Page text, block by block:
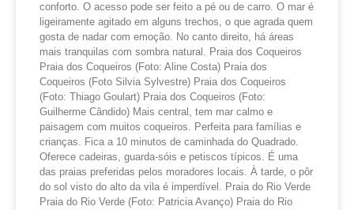
conforto. O acesso pode ser feito a pé ou de carro. O mar é
ligeiramente agitado em alguns trechos, o que agrada quem
gosta de nadar com emoção. No canto direito, há áreas
mais tranquilas com sombra natural. Praia dos Coqueiros
Praia dos Coqueiros (Foto: Aline Costa) Praia dos
Coqueiros (Foto Silvia Sylvestre) Praia dos Coqueiros
(Foto: Thiago Goulart) Praia dos Coqueiros (Foto:
Guilherme Cândido) Mais central, tem mar calmo e
paisagem com muitos coqueiros. Perfeita para famílias e
crianças. Fica a 10 minutos de caminhada do Quadrado.
Oferece cadeiras, guarda-sóis e petiscos típicos. É uma
das praias preferidas pelos moradores locais. À tarde, o pôr
do sol visto do alto da vila é imperdível. Praia do Rio Verde
Praia do Rio Verde (Foto: Patricia Avanço) Praia do Rio